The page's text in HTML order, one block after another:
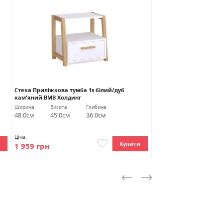
Стека Приліжкова тумба 1s білий/дуб
кам'яний ВМВ Холдинг
Ширина
48.0см
Висота
45.0см
Глибина
36.0см
Ціна:
1 959 грн Купити